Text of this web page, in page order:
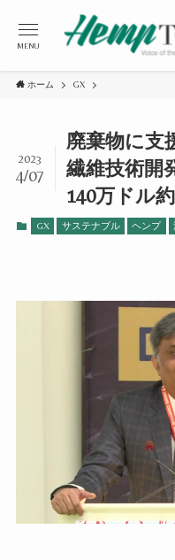
MENU
ホーム GX
廃棄物に支
繊維技術開
140万ドル
2023
4/07
GX サステナブル ヘンプ